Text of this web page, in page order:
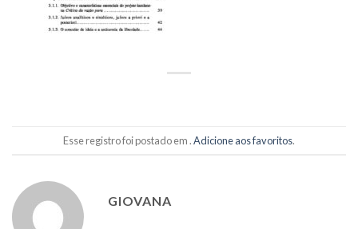
Esse registro foi postado em .Adicione aos favoritos.
GIOVANA